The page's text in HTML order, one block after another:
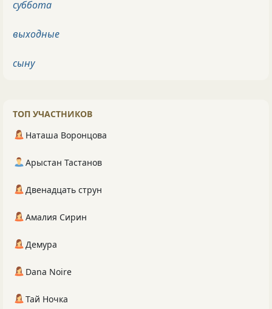
суббота
выходные
сыну
ТОП УЧАСТНИКОВ
Наташа Воронцова
Арыстан Тастанов
Двенадцать струн
Амалия Сирин
Демура
Dana Noire
Тай Ночка